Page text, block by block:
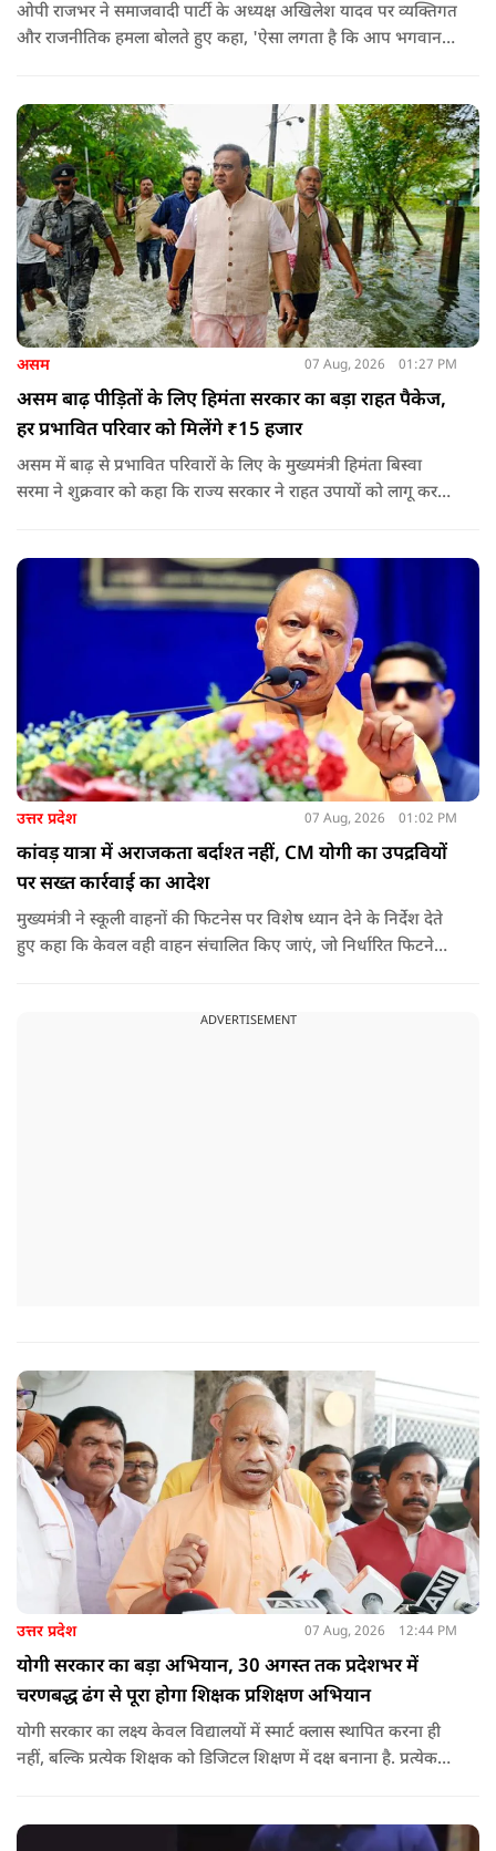
ओपी राजभर ने समाजवादी पार्टी के अध्यक्ष अखिलेश यादव पर व्यक्तिगत
और राजनीतिक हमला बोलते हुए कहा, 'ऐसा लगता है कि आप भगवान
असम 07 Aug, 2026 01:27 PM
असम बाढ़ पीड़ितों के लिए हिमंता सरकार का बड़ा राहत पैकेज,
हर प्रभावित परिवार को मिलेंगे ₹15 हजार
असम में बाढ़ से प्रभावित परिवारों के लिए के मुख्यमंत्री हिमंता बिस्वा
सरमा ने शुक्रवार को कहा कि राज्य सरकार ने राहत उपायों को लागू करना
उत्तर प्रदेश 07 Aug, 2026 01:02 PM
कांवड़ यात्रा में अराजकता बर्दाश्त नहीं, CM योगी का उपद्रवियों
पर सख्त कार्रवाई का आदेश
मुख्यमंत्री ने स्कूली वाहनों की फिटनेस पर विशेष ध्यान देने के निर्देश देते
हुए कहा कि केवल वही वाहन संचालित किए जाएं, जो निर्धारित फिटनेस
ताकि विद्यार्थियों और आम नागरिकों की सुरक्षा सुनिश्चित की जा सके.
ADVERTISEMENT
उत्तर प्रदेश 07 Aug, 2026 12:44 PM
योगी सरकार का बड़ा अभियान, 30 अगस्त तक प्रदेशभर में
चरणबद्ध ढंग से पूरा होगा शिक्षक प्रशिक्षण अभियान
योगी सरकार का लक्ष्य केवल विद्यालयों में स्मार्ट क्लास स्थापित करना ही
नहीं, बल्कि प्रत्येक शिक्षक को डिजिटल शिक्षण में दक्ष बनाना है. प्रत्येक